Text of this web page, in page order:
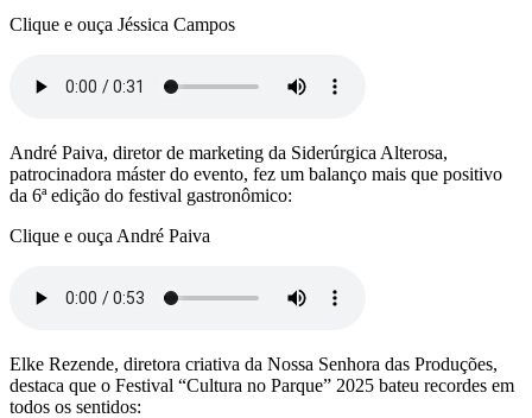
Clique e ouça Jéssica Campos
André Paiva, diretor de marketing da Siderúrgica Alterosa,
patrocinadora máster do evento, fez um balanço mais que positivo
da 6ª edição do festival gastronômico:
Clique e ouça André Paiva
Elke Rezende, diretora criativa da Nossa Senhora das Produções,
destaca que o Festival “Cultura no Parque” 2025 bateu recordes em
todos os sentidos: